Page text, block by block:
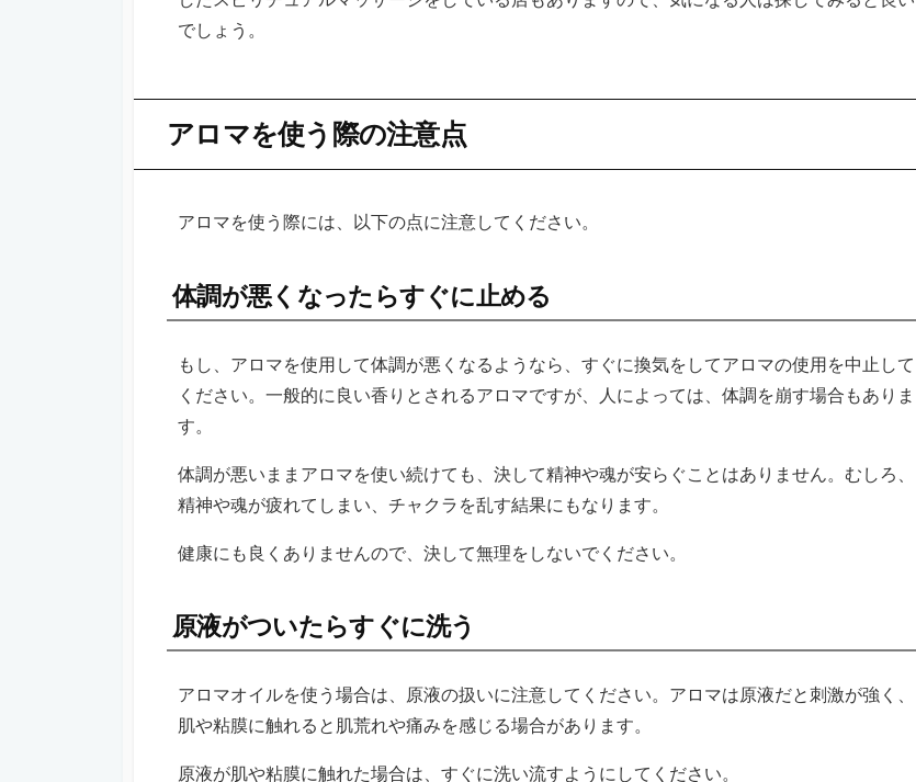
でしょう。
アロマを使う際の注意点
アロマを使う際には、以下の点に注意してください。
体調が悪くなったらすぐに止める
もし、アロマを使用して体調が悪くなるようなら、すぐに換気をしてアロマの使用を中止して
ください。一般的に良い香りとされるアロマですが、人によっては、体調を崩す場合もありま
す。
体調が悪いままアロマを使い続けても、決して精神や魂が安らぐことはありません。むしろ、
精神や魂が疲れてしまい、チャクラを乱す結果にもなります。
健康にも良くありませんので、決して無理をしないでください。
原液がついたらすぐに洗う
アロマオイルを使う場合は、原液の扱いに注意してください。アロマは原液だと刺激が強く、
肌や粘膜に触れると肌荒れや痛みを感じる場合があります。
原液が肌や粘膜に触れた場合は、すぐに洗い流すようにしてください。